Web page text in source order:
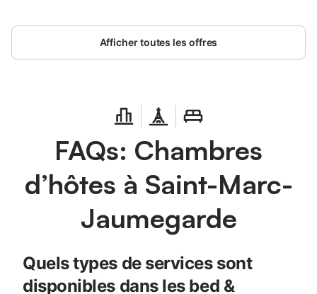
Afficher toutes les offres
FAQs: Chambres
d’hôtes à Saint-Marc-
Jaumegarde
Quels types de services sont
disponibles dans les bed &